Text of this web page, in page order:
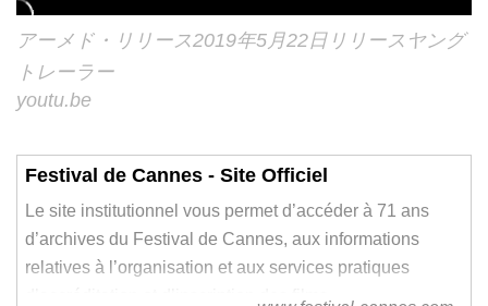
アーメド・リリース2019年5月22日リリースヤング
トレーラー
youtu.be
Festival de Cannes - Site Officiel
Le site institutionnel vous permet d’accéder à 71 ans
d’archives du Festival de Cannes, aux informations
relatives à l’organisation et aux services pratiques